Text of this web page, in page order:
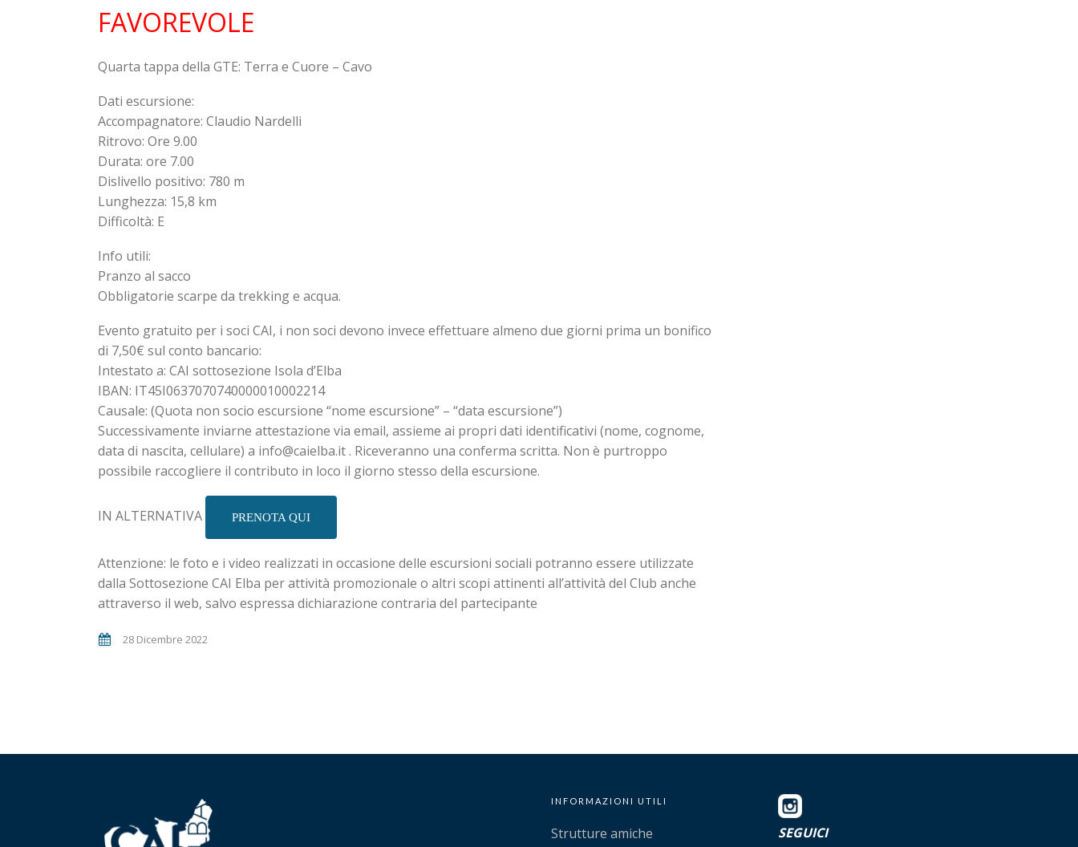
FAVOREVOLE
Quarta tappa della GTE: Terra e Cuore – Cavo
Dati escursione:
Accompagnatore: Claudio Nardelli
Ritrovo: Ore 9.00
Durata: ore 7.00
Dislivello positivo: 780 m
Lunghezza: 15,8 km
Difficoltà: E
Info utili:
Pranzo al sacco
Obbligatorie scarpe da trekking e acqua.
Evento gratuito per i soci CAI, i non soci devono invece effettuare almeno due giorni prima un bonifico
di 7,50€ sul conto bancario:
Intestato a: CAI sottosezione Isola d’Elba
IBAN: IT45I0637070740000010002214
Causale: (Quota non socio escursione “nome escursione” – “data escursione”)
Successivamente inviarne attestazione via email, assieme ai propri dati identificativi (nome, cognome,
data di nascita, cellulare) a info@caielba.it . Riceveranno una conferma scritta. Non è purtroppo
possibile raccogliere il contributo in loco il giorno stesso della escursione.
IN ALTERNATIVA PRENOTA QUI
Attenzione: le foto e i video realizzati in occasione delle escursioni sociali potranno essere utilizzate
dalla Sottosezione CAI Elba per attività promozionale o altri scopi attinenti all’attività del Club anche
attraverso il web, salvo espressa dichiarazione contraria del partecipante
28 Dicembre 2022
INFORMAZIONI UTILI
Strutture amiche SEGUICI